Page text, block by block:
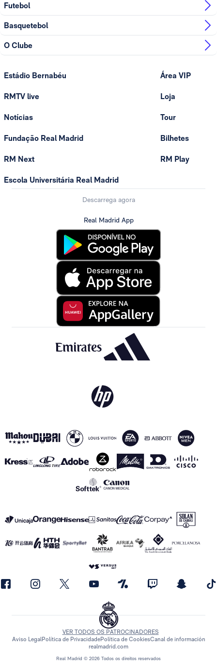
Futebol
Basquetebol
O Clube
Estádio Bernabéu
RMTV live
Notícias
Fundação Real Madrid
RM Next
Escola Universitária Real Madrid
Área VIP
Loja
Tour
Bilhetes
RM Play
Descarrega agora
Real Madrid App
Real Madrid © 2026 Todos os direitos reservados
VER TODOS OS PATROCINADORES
Aviso LegalPolítica de PrivacidadePolítica de CookiesCanal de información
realmadrid.com